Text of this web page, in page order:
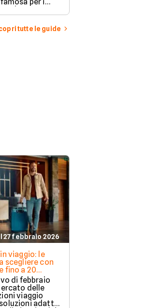
le spiagge da
storici e la
tutte le guide
27 febbraio 2026
viaggio: le
scegliere con
fino a 20
di febbraio
delle
viaggio
adatte